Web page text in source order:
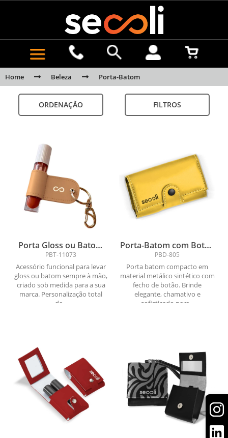
Home Beleza Porta-Batom
ORDENAÇÃO FILTROS
Porta Gloss ou Batom
Chaveiro Personalizado
PBT-11073
Acessório funcional para levar
gloss ou batom sempre à mão,
criado sob medida para a sua
marca. Personalização total
de...
Porta-Batom com Botão
de Pressão
PBD-805
Porta batom compacto em
material metálico sintético com
fecho de botão. Brinde
elegante, chamativo e
sofisticado para...